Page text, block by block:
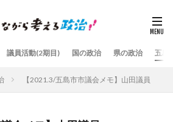
議員活動(2期目) 国の政治 県の政治 五島
【2021.3/五島市市議会メモ】山田議員